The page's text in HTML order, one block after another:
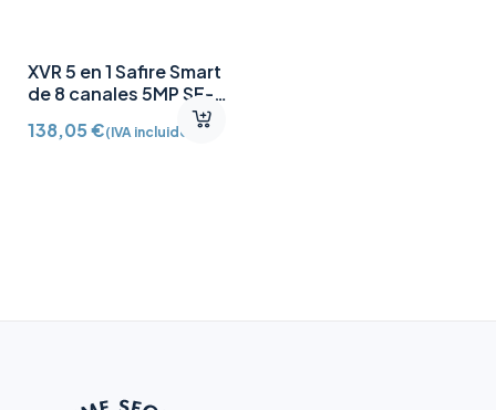
XVR 5 en 1 Safire Smart
de 8 canales 5MP SF-
XVR6108-HQ-SMD
138,05€(IVA incluido)